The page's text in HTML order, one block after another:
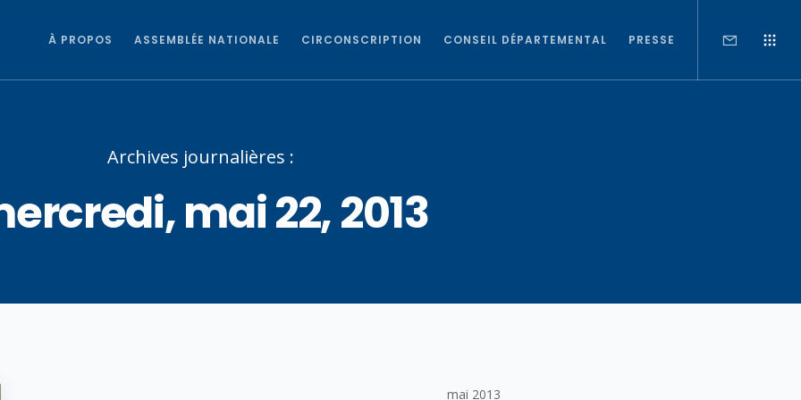
À PROPOS ASSEMBLÉE NATIONALE CIRCONSCRIPTION CONSEIL DÉPARTEMENTAL PRESSE
Archives journalières :
mai 22, 2013
mai 2013